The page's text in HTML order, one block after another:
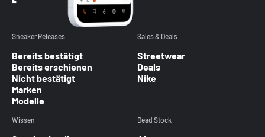
Sneaker Releases
Bereits bestätigt
Bereits erschienen
Nicht bestätigt
Marken
Modelle
Sales & Deals
Streetwear
Deals
Nike
Wissen Dead Stock